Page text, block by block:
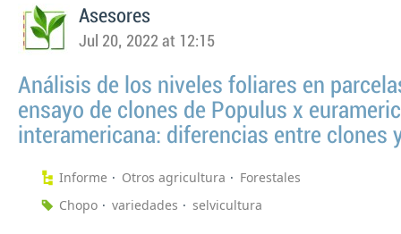
Asesores
Jul 20, 2022 at 12:15
Análisis de los niveles foliares en
ensayo de clones de Populus x
interamericana: diferencias entre clones
Informe Otros agricultura
Forestales
Chopo
variedades selvicultura